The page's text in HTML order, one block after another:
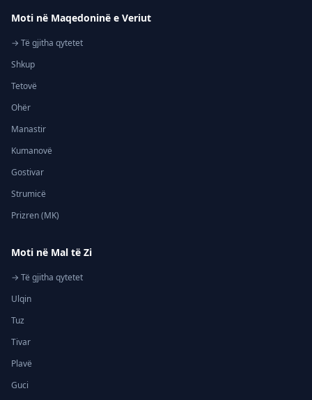
Moti në Maqedoninë e Veriut
→ Të gjitha qytetet
Shkup
Tetovë
Ohër
Manastir
Kumanovë
Gostivar
Strumicë
Prizren (MK)
Moti në Mal të Zi
→ Të gjitha qytetet
Ulqin
Tuz
Tivar
Plavë
Guci